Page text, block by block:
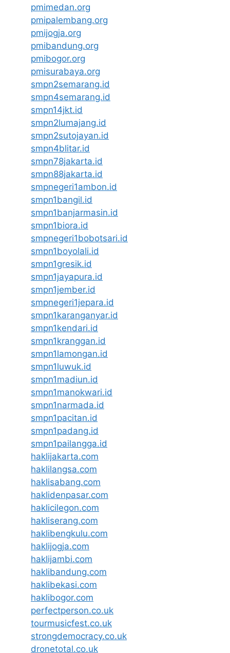
pmimedan.org
pmipalembang.org
pmijogja.org
pmibandung.org
pmibogor.org
pmisurabaya.org
smpn2semarang.id
smpn4semarang.id
smpn14jkt.id
smpn2lumajang.id
smpn2sutojayan.id
smpn4blitar.id
smpn78jakarta.id
smpn88jakarta.id
smpnegeri1ambon.id
smpn1bangil.id
smpn1banjarmasin.id
smpn1biora.id
smpnegeri1bobotsari.id
smpn1boyolali.id
smpn1gresik.id
smpn1jayapura.id
smpn1jember.id
smpnegeri1jepara.id
smpn1karanganyar.id
smpn1kendari.id
smpn1kranggan.id
smpn1lamongan.id
smpn1luwuk.id
smpn1madiun.id
smpn1manokwari.id
smpn1narmada.id
smpn1pacitan.id
smpn1padang.id
smpn1pailangga.id
haklijakarta.com
haklilangsa.com
haklisabang.com
haklidenpasar.com
haklicilegon.com
hakliserang.com
haklibengkulu.com
haklijogja.com
haklijambi.com
haklibandung.com
haklibekasi.com
haklibogor.com
perfectperson.co.uk
tourmusicfest.co.uk
strongdemocracy.co.uk
dronetotal.co.uk